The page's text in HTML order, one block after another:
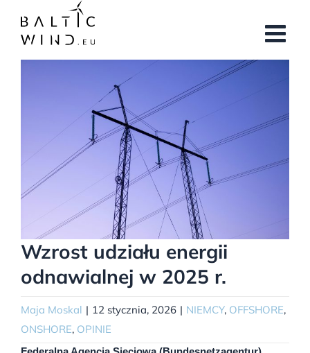
zawartości
Wzrost udziału energii
odnawialnej w 2025 r.
Maja Moskal | 12 stycznia, 2026 | NIEMCY, OFFSHORE,
ONSHORE, OPINIE